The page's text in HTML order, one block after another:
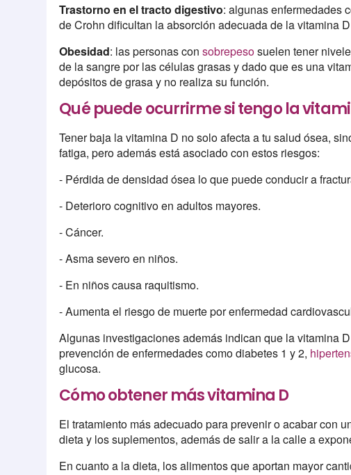
Trastorno en el tracto digestivo: algunas enfermedades
de Crohn dificultan la absorción adecuada de la vitamina
Obesidad: las personas consobrepesosuelen tener
de la sangre por las células grasas y dado que es una
depósitos de grasa y no realiza su función.
Qué puede ocurrirme si tengo la
Tener baja la vitamina D no solo afecta a tu salud ósea,
fatiga, pero además está asociado con estos riesgos:
- Pérdida de densidad ósea lo que puede conducir a
- Deterioro cognitivo en adultos mayores.
- Cáncer.
- Asma severo en niños.
- En niños causa raquitismo.
- Aumenta el riesgo de muerte por enfermedad
Algunas investigaciones además indican que la vitamina
prevención de enfermedades como diabetes 1 y 2,
glucosa.
Cómo obtener más vitamina D
El tratamiento más adecuado para prevenir o acabar con
dieta y los suplementos, además de salir a la calle a
En cuanto a la dieta, los alimentos que aportan mayor